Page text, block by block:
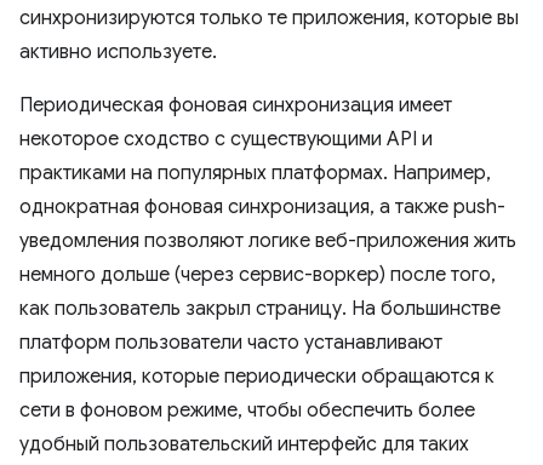
синхронизируются только те приложения, которые вы
активно используете.
Периодическая фоновая синхронизация имеет
некоторое сходство с существующими API и
практиками на популярных платформах. Например,
однократная фоновая синхронизация, а также push-
уведомления позволяют логике веб-приложения жить
немного дольше (через сервис-воркер) после того,
как пользователь закрыл страницу. На большинстве
платформ пользователи часто устанавливают
приложения, которые периодически обращаются к
сети в фоновом режиме, чтобы обеспечить более
удобный пользовательский интерфейс для таких